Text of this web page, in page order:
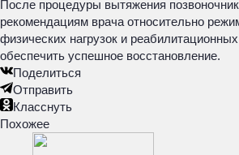
После процедуры вытяжения
рекомендациям врача относительно
физических нагрузок и
обеспечить успешное восстановление.
Поделиться
Отправить
Класснуть
Похожее